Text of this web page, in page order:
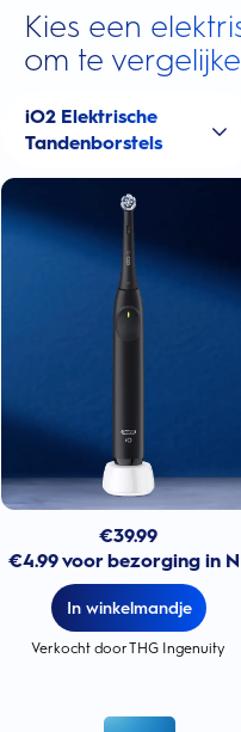
Kies een
om te
iO2 Elektrische
Tandenborstels
€39.99
€4.99 voor bezorging in
In winkelmandje
Verkocht door THG Ingenuity